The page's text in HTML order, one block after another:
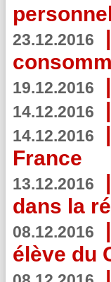
23.12.2016 |
19.12.2016 |
14.12.2016 |
14.12.2016 |
France
13.12.2016 |
dans la
08.12.2016 |
élève du